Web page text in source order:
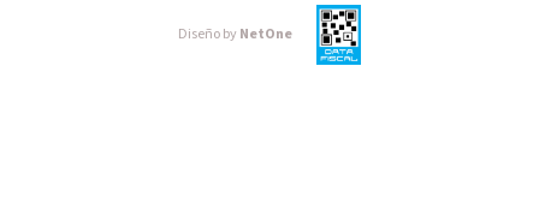
Diseño byNetOne